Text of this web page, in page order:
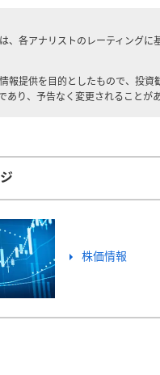
、各アナリストのレーティング
報提供を目的としたもので、投
あり、予告なく変更されることがあ
株価情報